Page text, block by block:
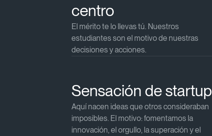
centro​
El mérito te lo llevas tú. Nuestros
estudiantes son el motivo de nuestras
decisiones y acciones.​​
Sensación de startup​
Aquí nacen ideas que otros consideraban
imposibles. El motivo: fomentamos la
innovación, el orgullo, la superación y el